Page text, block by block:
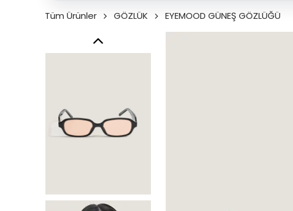
Tüm Ürünler GÖZLÜK EYEMOOD GÜNEŞ GÖZLÜĞÜ